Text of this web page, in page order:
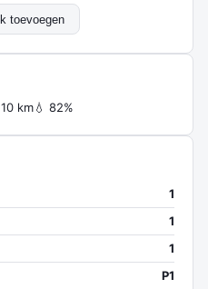
toevoegen
km💧 82%
1
1
1
P1